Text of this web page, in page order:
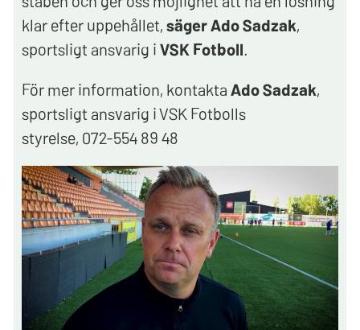
klar efter uppehållet,säger Ado Sadzak,
sportsligt ansvarig iVSK Fotboll.
För mer information, kontaktaAdo Sadzak,
sportsligt ansvarig i VSK Fotbolls
styrelse, ‭072-554 89 48